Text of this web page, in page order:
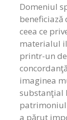
Domeniul
ceea ce
materialul
printr-un
imaginea
substanţial
a părut